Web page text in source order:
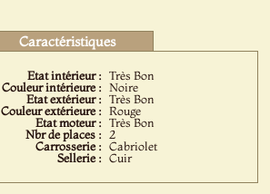
Caractéristiques
Etat intérieur : Très Bon
Couleur intérieure : Noire
Etat extérieur : Très Bon
Couleur extérieure : Rouge
Etat moteur : Très Bon
Nbr de places :
2
Carrosserie : Cabriolet
Sellerie : Cuir